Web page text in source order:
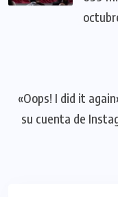
«Oops! I did it
su cuenta de